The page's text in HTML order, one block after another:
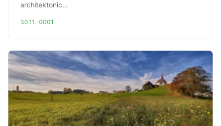
architektonic...
30.11.-0001